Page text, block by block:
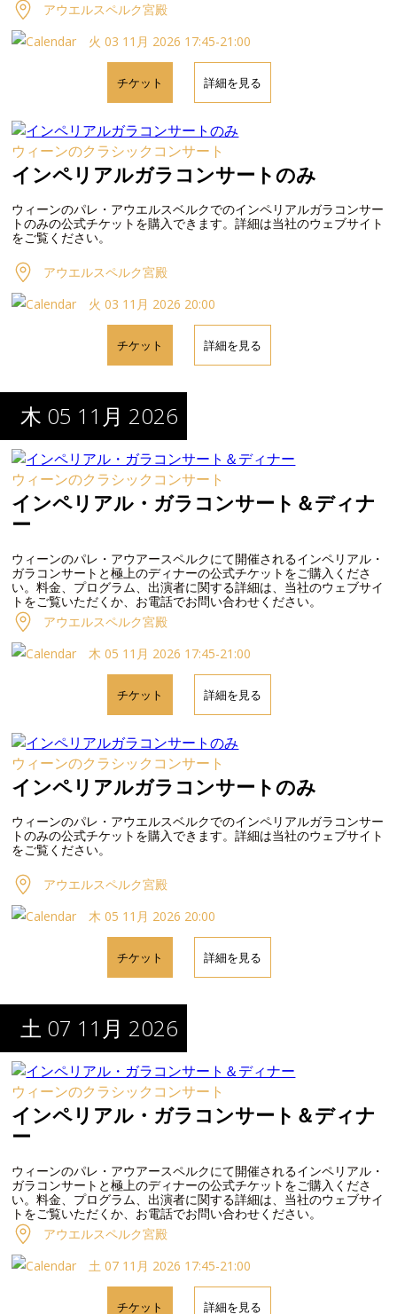
アウエルスペルク宮殿
火 03 11月 2026 17:45-21:00
チケット 詳細を見る
ウィーンのクラシックコンサート
インペリアルガラコンサートのみ
ウィーンのパレ・アウエルスベルクでのインペリアルガラコンサー
トのみの公式チケットを購入できます。詳細は当社のウェブサイト
をご覧ください。
アウエルスペルク宮殿
火 03 11月 2026 20:00
チケット 詳細を見る
木 05 11月 2026
ウィーンのクラシックコンサート
インペリアル・ガラコンサート＆ディナ
ー
ウィーンのパレ・アウアースペルクにて開催されるインペリアル・
ガラコンサートと極上のディナーの公式チケットをご購入くださ
い。料金、プログラム、出演者に関する詳細は、当社のウェブサイ
トをご覧いただくか、お電話でお問い合わせください。
アウエルスペルク宮殿
木 05 11月 2026 17:45-21:00
チケット 詳細を見る
ウィーンのクラシックコンサート
インペリアルガラコンサートのみ
ウィーンのパレ・アウエルスベルクでのインペリアルガラコンサー
トのみの公式チケットを購入できます。詳細は当社のウェブサイト
をご覧ください。
アウエルスペルク宮殿
木 05 11月 2026 20:00
チケット 詳細を見る
土 07 11月 2026
ウィーンのクラシックコンサート
インペリアル・ガラコンサート＆ディナ
ー
ウィーンのパレ・アウアースペルクにて開催されるインペリアル・
ガラコンサートと極上のディナーの公式チケットをご購入くださ
い。料金、プログラム、出演者に関する詳細は、当社のウェブサイ
トをご覧いただくか、お電話でお問い合わせください。
アウエルスペルク宮殿
土 07 11月 2026 17:45-21:00
チケット 詳細を見る